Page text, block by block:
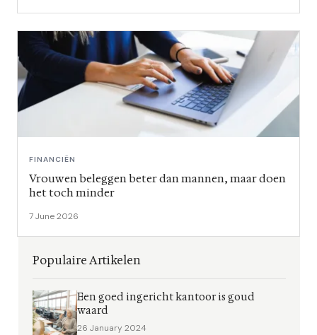
FINANCIËN
Vrouwen beleggen beter dan mannen, maar doen
het toch minder
7 June 2026
Populaire Artikelen
Een goed ingericht kantoor is goud
waard
26 January 2024